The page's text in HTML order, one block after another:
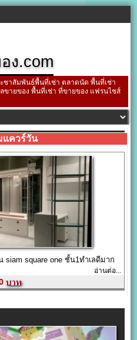
ง.com
ชาสัมพันธ์พื้นที่เช่า ตลาดนัด พื้นที่เช่า
ขายของ พื้นที่เช่า ที่ขายของ แฟรนไชส์
แควร์วัน
square one ชั้น1ทำเลดีมาก
อ่านต่อ...